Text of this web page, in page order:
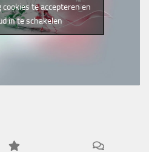
te accepteren en
in te schakelen